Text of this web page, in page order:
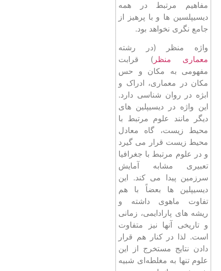
مفاهیم مرتبط در همه
دیسیپلسین ها و با پرهیز از
جامع نگری نخواهد بود.
واژه منظر (در رشته
معماری منظر ) قرابت
مفهومی به مکان و حس
مکان در معماری، ادراک و
ابژه در روان شناسی دارد.
این واژه در دیسیپلین های
دیگر مانند علوم مرتبط با
محیط زیست،‌ گاه معادل
محیط زیست قرار می گیرد
و در علوم مرتبط با جغرافیا
تعبیری مشابه آمایش
سرزمین پیدا می کند. این
دیسیپلین ها بعضاً با هم
تفاوت ماهوی داشته و
ریشه های پارادایمی، زمانی
و تاریخی آنها نیز متفاوت
است. لذا در کنار هم قرار
دادن نتایج مستخرج از این
علوم تنها به مغلطه‌ای شبیه